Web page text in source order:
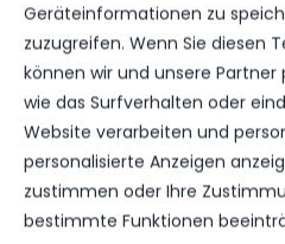
Geräteinformationen zu
zuzugreifen. Wenn Sie diesen
können wir und unsere
wie das Surfverhalten oder
Website verarbeiten und
personalisierte Anzeigen
zustimmen oder Ihre
bestimmte Funktionen
Baruther Tor 1, 14943
ERGEBNIS
MANNSCHAFT